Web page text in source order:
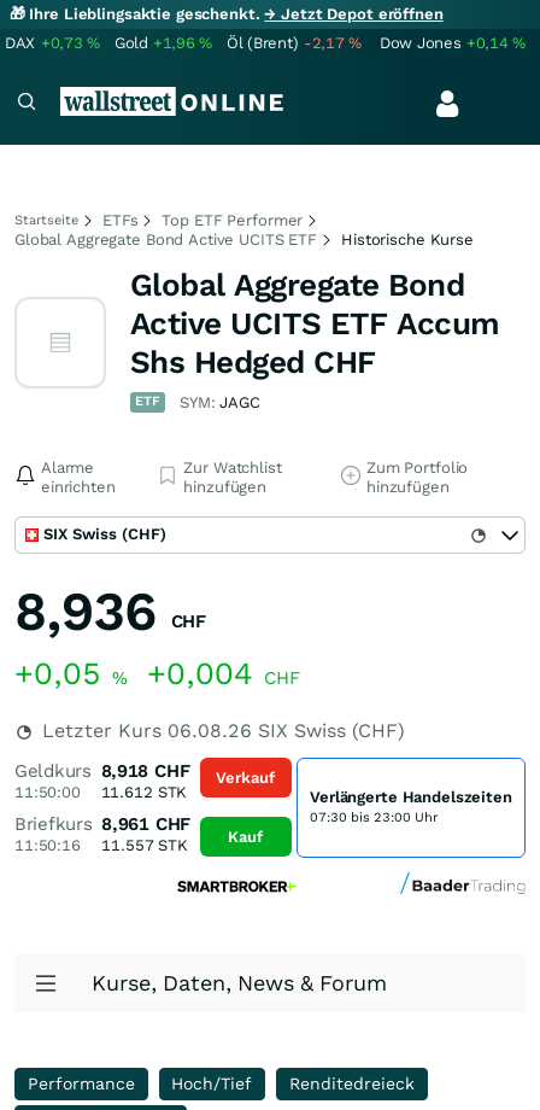
🎁 Ihre Lieblingsaktie geschenkt.→ Jetzt Depot eröffnen
DAX +0,73% Gold +1,96% Öl (Brent) -2,17% Dow Jones +0,14%
Startseite ETFs
Top ETF Performer
Global Aggregate Bond Active UCITS ETF
Historische Kurse
Global Aggregate Bond
Active UCITS ETF Accum
Shs Hedged CHF
ETF SYM:JAGC
Alarme
einrichten
Zur Watchlist
hinzufügen
Zum Portfolio
hinzufügen
SIX Swiss (CHF)
8,936 CHF
+0,05 % +0,004 CHF
Letzter Kurs 06.08.26 SIX Swiss (CHF)
Geldkurs
11:50:00
8,918 CHF
11.612 STK
Briefkurs
11:50:16
8,961 CHF
11.557STK
Verkauf
Kauf
Verlängerte Handelszeiten
07:30 bis 23:00 Uhr
Kurse, Daten, News & Forum
Performance Hoch/Tief
Renditedreieck